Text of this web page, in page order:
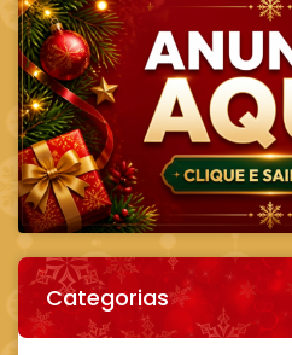
Categorias